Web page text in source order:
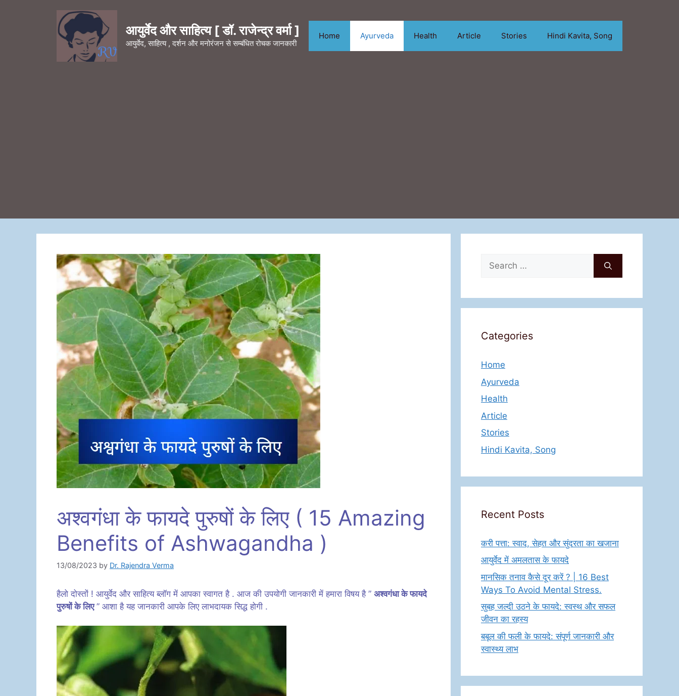
आयुर्वेद और साहित्य [ डॉ. राजेन्द्र वर्मा ]
आयुर्वेद, साहित्य , दर्शन और मनोरंजन से सम्बंधित रोचक जानकारी
Home Ayurveda Health Article Stories Hindi Kavita, Song
अश्वगंधा के फायदे पुरुषों के लिए ( 15 Amazing
Benefits of Ashwagandha )
13/08/2023 by Dr. Rajendra Verma
हैलो दोस्तों ! आयुर्वेद और साहित्य ब्लॉग में आपका स्वागत है . आज की उपयोगी जानकारी में हमारा विषय है ” अश्वगंधा के फायदे
पुरुषों के लिए” आशा है यह जानकारी आपके लिए लाभदायक सिद्ध होगी .
Search
for:
Categories
Home
Ayurveda
Health
Article
Stories
Hindi Kavita, Song
Recent Posts
करी पत्ता: स्वाद, सेहत और सुंदरता का खजाना
आयुर्वेद में अमलतास के फायदे
मानसिक तनाव कैसे दूर करें ? | 16 Best
Ways To Avoid Mental Stress.
सुबह जल्दी उठने के फायदे: स्वस्थ और सफल
जीवन का रहस्य
बबूल की फली के फायदे: संपूर्ण जानकारी और
स्वास्थ्य लाभ